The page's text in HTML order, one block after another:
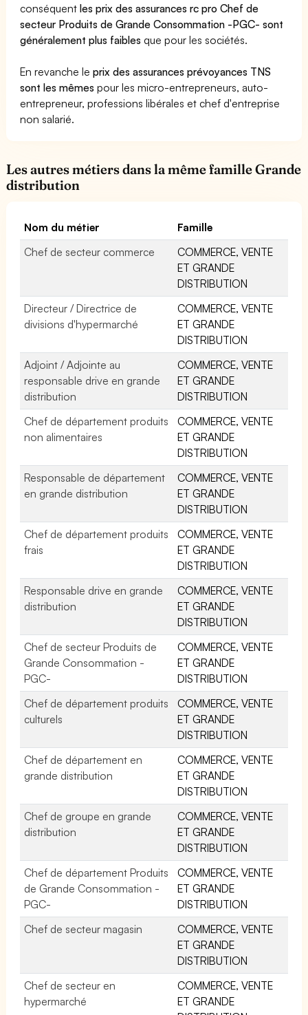
conséquentles prix des assurances rc pro Chef de
secteur Produits de Grande Consommation -PGC- sont
généralement plus faibles que pour les sociétés.
En revanche leprix des assurances prévoyances TNS
sont les mêmes pour les micro-entrepreneurs, auto-
entrepreneur, professions libérales et chef d'entreprise
non salarié.
Les autres métiers dans la même famille Grande
distribution
Nom du métier
Famille
Chef de secteur commerce
COMMERCE, VENTE
ET GRANDE
DISTRIBUTION
Directeur / Directrice de
divisions d'hypermarché
COMMERCE, VENTE
ET GRANDE
DISTRIBUTION
Adjoint / Adjointe au
responsable drive en grande
distribution
COMMERCE, VENTE
ET GRANDE
DISTRIBUTION
Chef de département produits
non alimentaires
COMMERCE, VENTE
ET GRANDE
DISTRIBUTION
Responsable de département
en grande distribution
COMMERCE, VENTE
ET GRANDE
DISTRIBUTION
Chef de département produits
frais
COMMERCE, VENTE
ET GRANDE
DISTRIBUTION
Responsable drive en grande
distribution
COMMERCE, VENTE
ET GRANDE
DISTRIBUTION
Chef de secteur Produits de
Grande Consommation -
PGC-
COMMERCE, VENTE
ET GRANDE
DISTRIBUTION
Chef de département produits
culturels
COMMERCE, VENTE
ET GRANDE
DISTRIBUTION
Chef de département en
grande distribution
COMMERCE, VENTE
ET GRANDE
DISTRIBUTION
Chef de groupe en grande
distribution
COMMERCE, VENTE
ET GRANDE
DISTRIBUTION
Chef de département Produits
de Grande Consommation -
PGC-
COMMERCE, VENTE
ET GRANDE
DISTRIBUTION
Chef de secteur magasin
COMMERCE, VENTE
ET GRANDE
DISTRIBUTION
Chef de secteur en
hypermarché
COMMERCE, VENTE
ET GRANDE